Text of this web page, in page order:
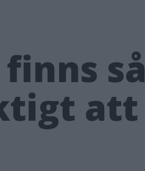
så
att